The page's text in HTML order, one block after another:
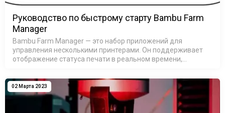
Руководство по быстрому старту Bambu Farm
Manager
Bambu Farm Manager — это набор приложений для
управления несколькими принтерами. Он поддерживает
отображение статуса печати в реальном времени,
управление очередями заданий, м…
02 Марта 2023